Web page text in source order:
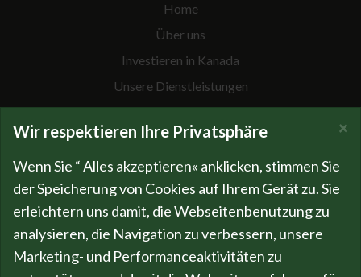
Home
Über uns
Investieren in Kanada
Unsere Dienstleistungen
Spezielle Projekte
Neuigkeiten
Firmengeschichte
Kompetenzen
Team
Fakten & Zahlen
Datenschutz
×
Wir respektieren Ihre Privatsphäre
Wenn Sie “ Alles akzeptieren« anklicken, stimmen Sie
der Speicherung von Cookies auf Ihrem Gerät zu. Sie
erleichtern uns damit, die Webseitenbenutzung zu
analysieren, die Navigation zu verbessern, unsere
Marketing- und Performanceaktivitäten zu